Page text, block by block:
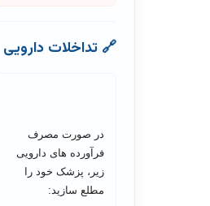
🔗 تداخلات دارویی
در صورت مصرف
فرآورده های دارویی
زیر، پزشک خود را
مطلع سازید: